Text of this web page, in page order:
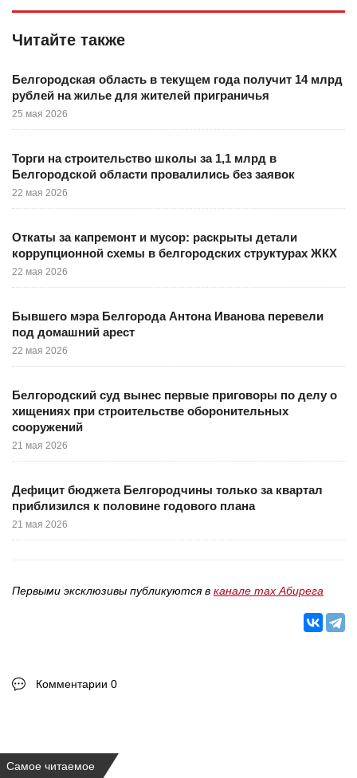
Читайте также
Белгородская область в текущем года получит 14 млрд
рублей на жилье для жителей приграничья
25 мая 2026
Торги на строительство школы за 1,1 млрд в
Белгородской области провалились без заявок
22 мая 2026
Откаты за капремонт и мусор: раскрыты детали
коррупционной схемы в белгородских структурах ЖКХ
22 мая 2026
Бывшего мэра Белгорода Антона Иванова перевели
под домашний арест
22 мая 2026
Белгородский суд вынес первые приговоры по делу о
хищениях при строительстве оборонительных
сооружений
21 мая 2026
Дефицит бюджета Белгородчины только за квартал
приблизился к половине годового плана
21 мая 2026
Первыми эксклюзивы публикуются в канале max Абирега
Комментарии 0
Самое читаемое